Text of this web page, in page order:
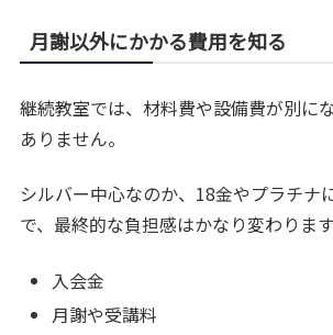
月謝以外にかかる費用を知る
継続教室では、材料費や設備費が別に
ありません。
シルバー中心なのか、18金やプラチナ
で、最終的な負担感はかなり変わります
入会金
月謝や受講料